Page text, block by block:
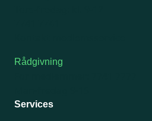
Rådgivning
Services